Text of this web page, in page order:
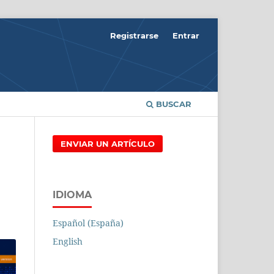
BUSCAR
Registrarse Entrar
ENVIAR UN ARTÍCULO
IDIOMA
Español (España)
English